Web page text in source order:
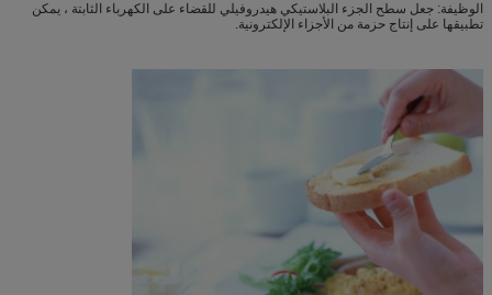
الوظيفة: جعل سطح الجزء البلاستيكي هيدروفيلي للقضاء على الكهرباء الثابتة ، يمكن
تطبيقها على إنتاج حزمة من الأجزاء الإلكترونية.